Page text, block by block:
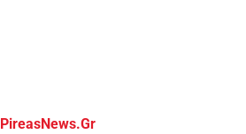
PireasNews.Gr